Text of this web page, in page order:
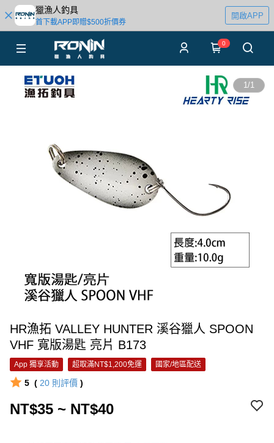
獵漁人釣具
首下載APP即贈$500折價券
開啟APP
0
1/1
HR漁拓 VALLEY HUNTER 溪谷獵人 SPOON
VHF 寬版湯匙 亮片 B173
App 獨享活動 超取滿NT$1,200免運 國家/地區配送
5 ( 20 則評價 )
NT$35 ~ NT$40